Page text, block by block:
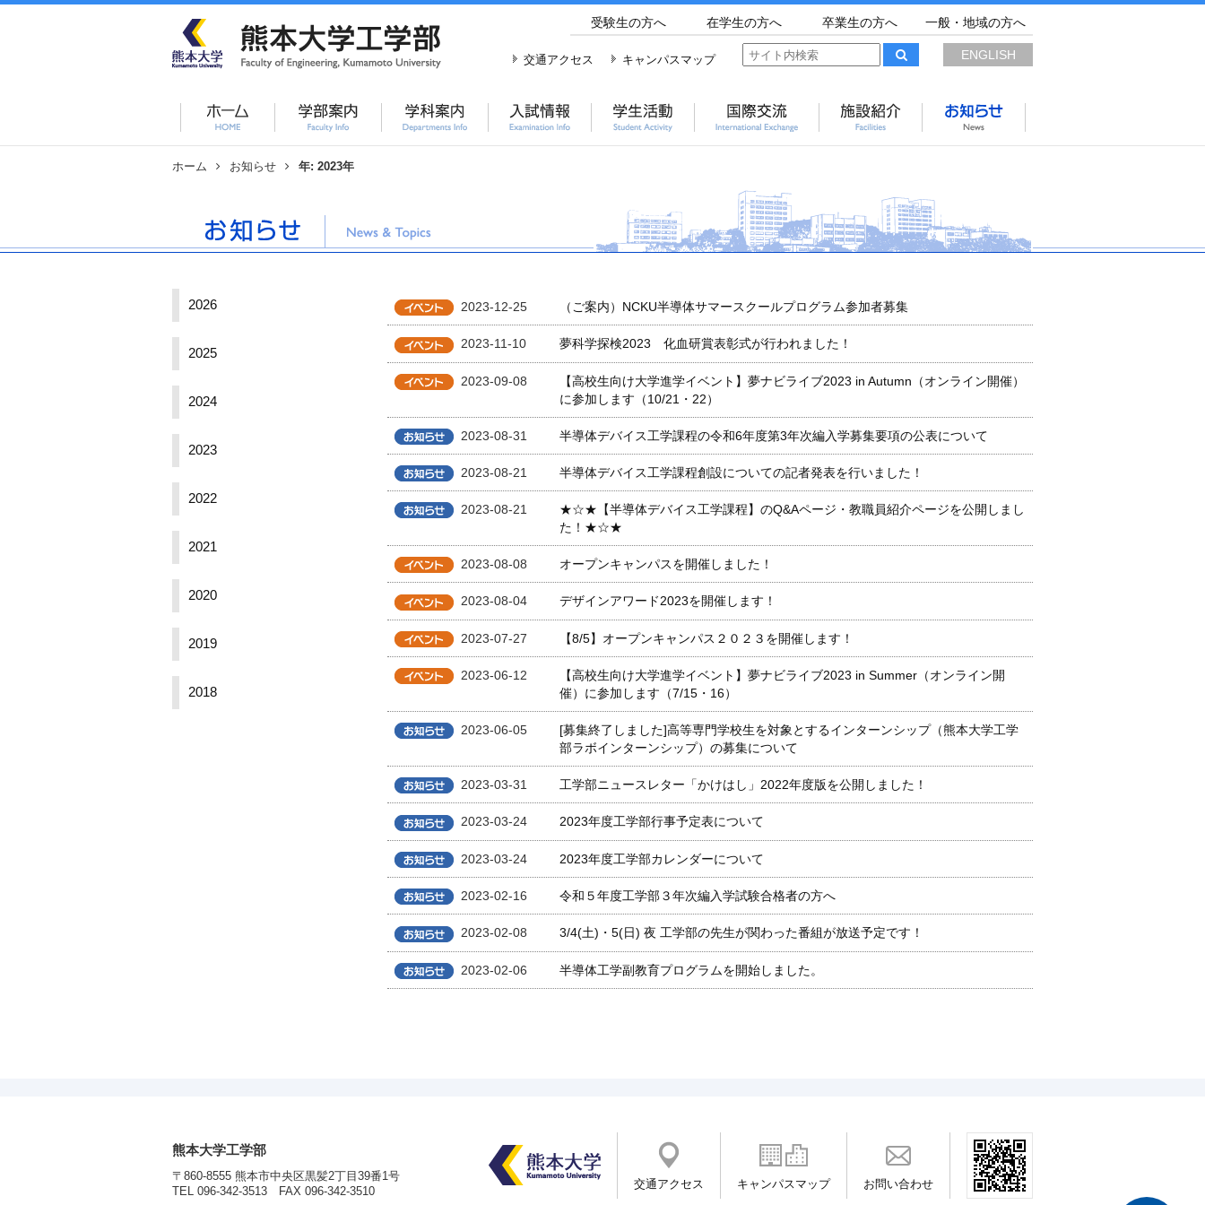
受験生の方へ 在学生の方へ 卒業生の方へ 一般・地域の方へ
交通アクセス キャンパスマップ ENGLISH
ホーム お知らせ 年: 2023年
2023-12-25 （ご案内）NCKU半導体サマースクールプログラム参加者募集
2023-11-10 夢科学探検2023 化血研賞表彰式が行われました！
2023-09-08
【高校生向け大学進学イベント】夢ナビライブ2023 in Autumn（オンライン開催）
に参加します（10/21・22）
2023-08-31 半導体デバイス工学課程の令和6年度第3年次編入学募集要項の公表について
2023-08-21 半導体デバイス工学課程創設についての記者発表を行いました！
2023-08-21
★☆★【半導体デバイス工学課程】のQ&Aページ・教職員紹介ページを公開しまし
た！★☆★
2023-08-08 オープンキャンパスを開催しました！
2023-08-04 デザインアワード2023を開催します！
2023-07-27 【8/5】オープンキャンパス２０２３を開催します！
2023-06-12
【高校生向け大学進学イベント】夢ナビライブ2023 in Summer（オンライン開
催）に参加します（7/15・16）
2023-06-05
[募集終了しました]高等専門学校生を対象とするインターンシップ（熊本大学工学
部ラボインターンシップ）の募集について
2023-03-31 工学部ニュースレター「かけはし」2022年度版を公開しました！
2023-03-24 2023年度工学部行事予定表について
2023-03-24 2023年度工学部カレンダーについて
2023-02-16 令和５年度工学部３年次編入学試験合格者の方へ
2023-02-08 3/4(土)・5(日) 夜 工学部の先生が関わった番組が放送予定です！
2023-02-06 半導体工学副教育プログラムを開始しました。
2026
2025
2024
2023
2022
2021
2020
2019
2018
熊本大学工学部
〒860-8555 熊本市中央区黒髪2丁目39番1号
TEL 096-342-3513 FAX 096-342-3510
交通アクセス キャンパスマップ お問い合わせ